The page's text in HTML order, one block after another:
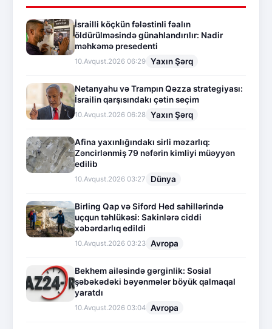
İsrailli köçkün fələstinli fəalın
öldürülməsində günahlandırılır: Nadir
məhkəmə presedenti
10.Avqust.2026 06:29 Yaxın Şərq
Netanyahu və Trampın Qəzza strategiyası:
İsrailin qarşısındakı çətin seçim
10.Avqust.2026 06:28 Yaxın Şərq
Afina yaxınlığındakı sirli məzarlıq:
Zəncirlənmiş 79 nəfərin kimliyi müəyyən
edilib
10.Avqust.2026 03:27 Dünya
Birling Qap və Siford Hed sahillərində
uçqun təhlükəsi: Sakinlərə ciddi
xəbərdarlıq edildi
10.Avqust.2026 03:23 Avropa
Bekhem ailəsində gərginlik: Sosial
şəbəkədəki bəyənmələr böyük qalmaqal
yaratdı
10.Avqust.2026 03:04 Avropa